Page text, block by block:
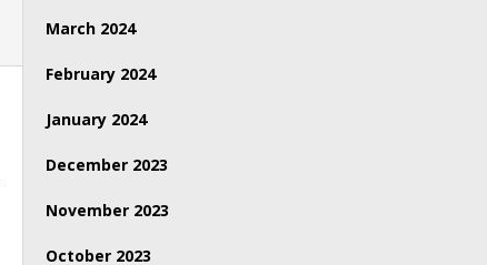
March 2024
February 2024
January 2024
December 2023
November 2023
October 2023